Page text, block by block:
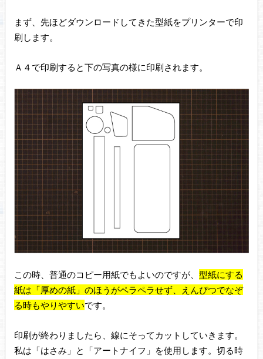
まず、先ほどダウンロードしてきた型紙をプリンターで印
刷します。
Ａ４で印刷すると下の写真の様に印刷されます。
この時、普通のコピー用紙でもよいのですが、 型紙にする
紙は「厚めの紙」のほうがペラペラせず、えんぴつでなぞ
る時もやりやすいです。
印刷が終わりましたら、線にそってカットしていきます。
私は「はさみ」と「アートナイフ」を使用します。切る時